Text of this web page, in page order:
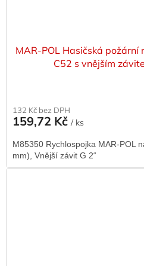
MAR-POL Hasičská požární
C52 s vnějším
132 Kč bez DPH
159,72 Kč / ks
M85350 Rychlospojka MAR-POL
mm), Vnější závit G 2“